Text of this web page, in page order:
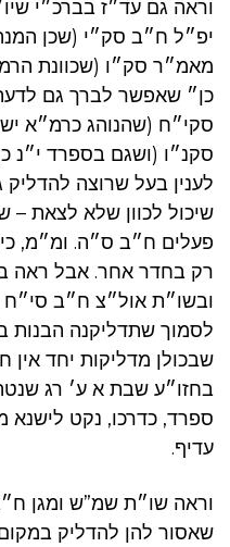
וראה גם עד״ז בברכ״י
יפ״ל ח״ב סק״י (שכן
מאמ״ר סק״ו (שכוונת
כן״ שאפשר לברך גם
סקי״ח (שהנוהג כרמ״א
סקנ״ו (ושגם בספרד י״נ
לענין בעל שרוצה
שיכול לכוון שלא לצאת
פעלים ח״ב ס״ה. ומ״מ,
רק בחדר אחר. אבל ראה
ובשו״ת אול״צ ח״ב
לסמוך שתדליקנה הבנות
שבכולן מדליקות יחד
בחזו״ע שבת א ע׳ רג
ספרד, כדרכו, נקט
עדיף.
וראה שו״ת שמ”ש ומגן
שאסור להן להדליק